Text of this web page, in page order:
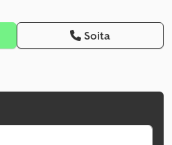
Soita